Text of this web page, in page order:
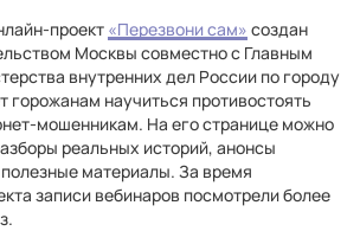
проект «Перезвони сам» создан
Москвы совместно с Главным
внутренних дел России по городу
горожанам научиться противостоять
мошенникам. На его странице можно
реальных историй, анонсы
материалы. За время
записи вебинаров посмотрели более